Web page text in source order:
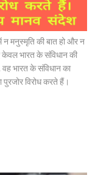
मनुस्मृति की बात हो और न
केवल भारत के संविधान की
भारत के संविधान का
पुरजोर विरोध करते हैं।